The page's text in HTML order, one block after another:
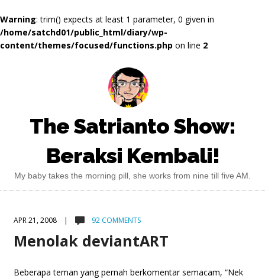
Warning: trim() expects at least 1 parameter, 0 given in
/home/satchd01/public_html/diary/wp-
content/themes/focused/functions.php on line 2
The Satrianto Show:
Beraksi Kembali!
My baby takes the morning pill, she works from nine till five AM.
APR 21, 2008 | 92 COMMENTS
Menolak deviantART
Beberapa teman yang pernah berkomentar semacam, “Nek